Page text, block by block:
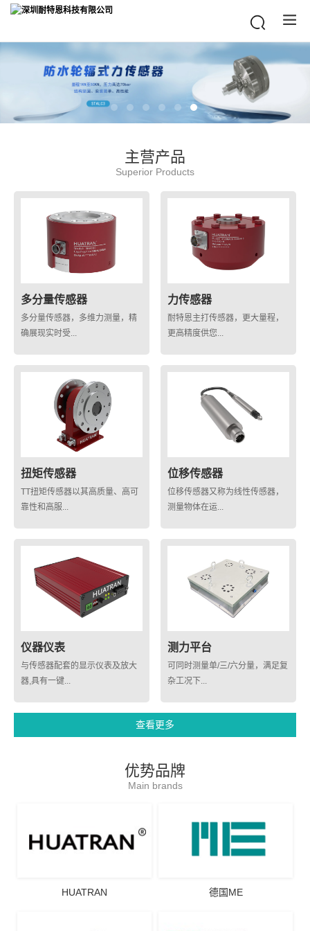
主营产品
Superior Products
多分量传感器
多分量传感器，多维力测量，精
确展现实时受...
力传感器
耐特恩主打传感器，更大量程，
更高精度供您...
扭矩传感器
TT扭矩传感器以其高质量、高可
靠性和高服...
位移传感器
位移传感器又称为线性传感器，
测量物体在运...
仪器仪表
与传感器配套的显示仪表及放大
器,具有一键...
测力平台
可同时测量单/三/六分量，满足复
杂工况下...
查看更多
优势品牌
Main brands
HUATRAN 德国ME